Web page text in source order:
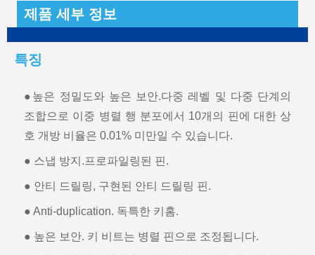
제품 세부 정보
특징
●높은 정밀도와 높은 보안.다중 레벨 및 다중 단계의
조합으로 이중 병렬 행 분포에서 10개의 핀에 대한 상
호 개방 비율은 0.01% 미만일 수 있습니다.
● 스냅 방지.프로파일링된 핀.
● 안티 드릴링, 구현된 안티 드릴링 핀.
● Anti-duplication. 독특한 키홈.
● 높은 보안. 키 비트는 병렬 핀으로 조정됩니다.